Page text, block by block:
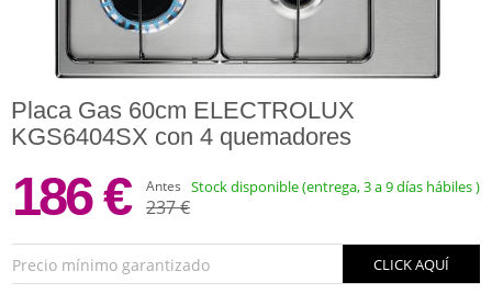
Placa Gas 60cm ELECTROLUX
KGS6404SX con 4 quemadores
186 € Antes
237 €
Stock disponible (entrega, 3 a 9 días hábiles )
Precio mínimo garantizado CLICK AQUÍ